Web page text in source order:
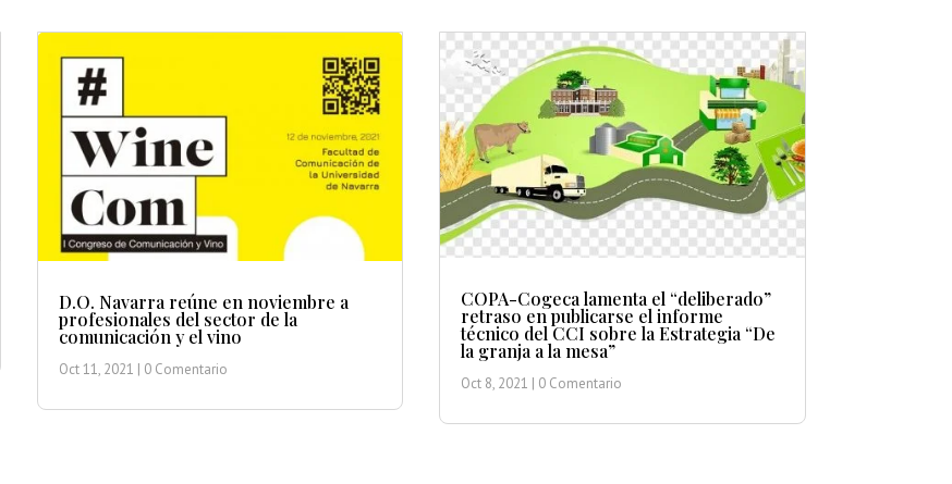
D.O. Navarra reúne en noviembre a
profesionales del sector de la
comunicación y el vino
Oct 11, 2021 | 0 Comentario
COPA-Cogeca lamenta el “deliberado”
retraso en publicarse el informe
técnico del CCI sobre la Estrategia “De
la granja a la mesa”
Oct 8, 2021 | 0 Comentario